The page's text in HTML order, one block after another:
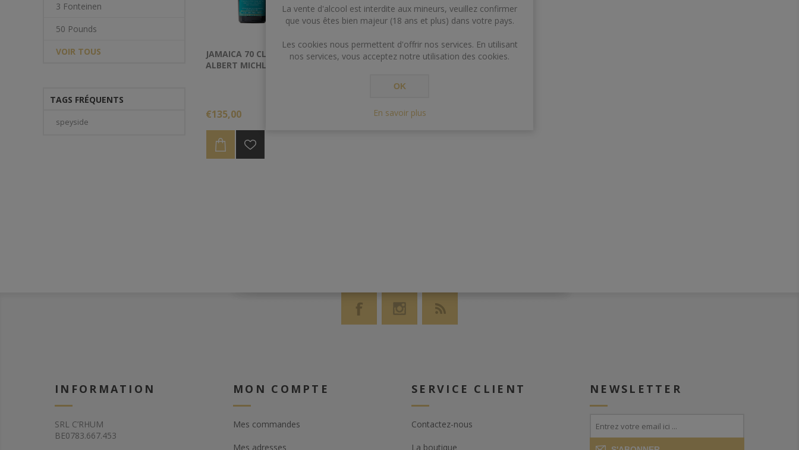
JAMAICA 70 CL 49° 2007/2020
ALBERT MICHLER S CASK
€135,00
TRINIDAD 70 CL 48° 2002/2020
ALBERT MICHLER S CASK
€188,00
3 Fonteinen
50 Pounds
VOIR TOUS
TAGS FRÉQUENTS
speyside
INFORMATION
SRL C’RHUM
BE0783.667.453
MON COMPTE
Mes commandes
Mes adresses
SERVICE CLIENT
Contactez-nous
La boutique
NEWSLETTER
La vente d'alcool est interdite aux mineurs, veuillez confirmer
que vous êtes bien majeur (18 ans et plus) dans votre pays.
Les cookies nous permettent d'offrir nos services. En utilisant
nos services, vous acceptez notre utilisation des cookies.
OK
En savoir plus